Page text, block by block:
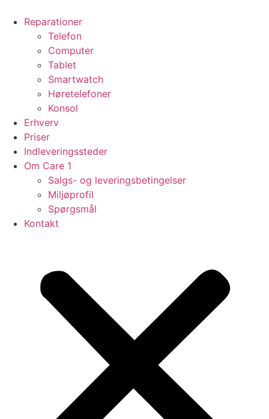
Reparationer
Telefon
Computer
Tablet
Smartwatch
Høretelefoner
Konsol
Erhverv
Priser
Indleveringssteder
Om Care 1
Salgs- og leveringsbetingelser
Miljøprofil
Spørgsmål
Kontakt